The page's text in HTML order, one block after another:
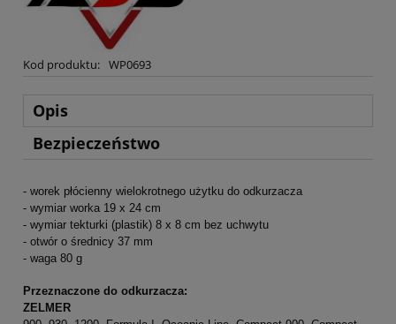
Kod produktu: WP0693
Opis
Bezpieczeństwo
- worek płócienny wielokrotnego użytku do odkurzacza
- wymiar worka 19 x 24 cm
- wymiar tekturki (plastik) 8 x 8 cm bez uchwytu
- otwór o średnicy 37 mm
- waga 80 g
Przeznaczone do odkurzacza:
ZELMER